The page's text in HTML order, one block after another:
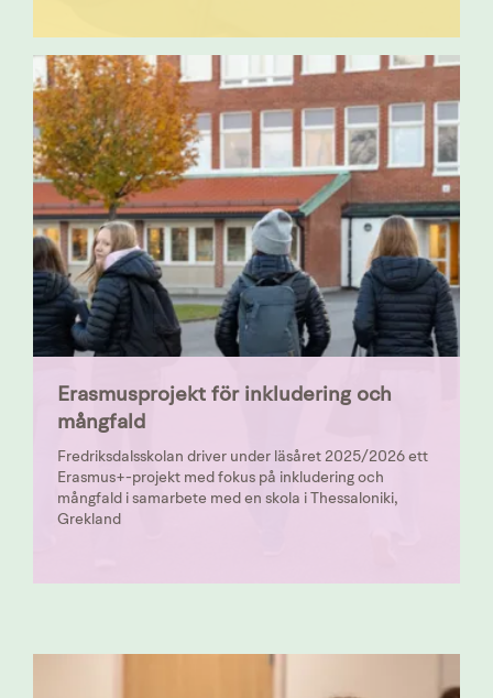
Erasmusprojekt för inkludering och
mångfald
Fredriksdalsskolan driver under läsåret 2025/2026 ett
Erasmus+-projekt med fokus på inkludering och
mångfald i samarbete med en skola i Thessaloniki,
Grekland